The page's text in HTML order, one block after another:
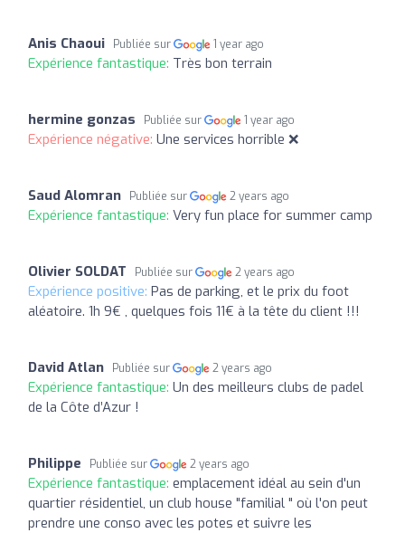
Anis Chaoui Publiée sur 1 year ago
Expérience fantastique: Très bon terrain
hermine gonzas Publiée sur 1 year ago
Expérience négative: Une services horrible ❌️
Saud Alomran Publiée sur 2 years ago
Expérience fantastique: Very fun place for summer camp
Olivier SOLDAT Publiée sur 2 years ago
Expérience positive: Pas de parking, et le prix du foot
aléatoire. 1h 9€ , quelques fois 11€ à la tête du client !!!
David Atlan Publiée sur 2 years ago
Expérience fantastique: Un des meilleurs clubs de padel
de la Côte d’Azur !
Philippe Publiée sur 2 years ago
Expérience fantastique: emplacement idéal au sein d'un
quartier résidentiel, un club house "familial " où l'on peut
prendre une conso avec les potes et suivre les